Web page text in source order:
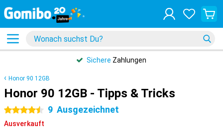
Sichere Zahlungen
Honor 90 12GB
Honor 90 12GB - Tipps & Tricks
4.5 Sterne 9 Ausgezeichnet
Ausverkauft